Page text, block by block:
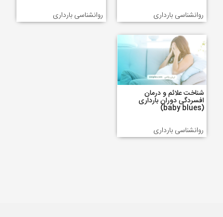
روانشناسی بارداری
روانشناسی بارداری
شناخت علائم و درمان
افسردگی دوران بارداری
(baby blues)
روانشناسی بارداری